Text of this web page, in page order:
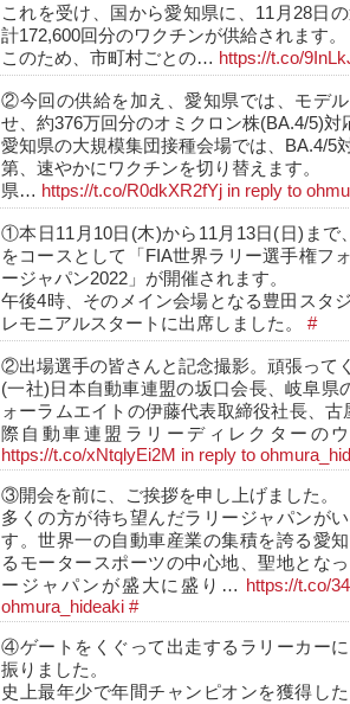
これを受け、国から愛知県に、11月28日
計172,600回分のワクチンが供給されます。
このため、市町村ごとの… https://t.co/
②今回の供給を加え、愛知県では、モデ
せ、約376万回分のオミクロン株(BA.4/5)対
愛知県の大規模集団接種会場では、BA.4/5
第、速やかにワクチンを切り替えます。
県… https://t.co/R0dkXR2fYj in reply to
①本日11月10日(木)から11月13日(日)まで
をコースとして「FIA世界ラリー選手権フ
ージャパン2022」が開催されます。
午後4時、そのメイン会場となる豊田スタ
レモニアルスタートに出席しました。 #
②出場選手の皆さんと記念撮影。頑張って
(一社)日本自動車連盟の坂口会長、岐阜県
ォーラムエイトの伊藤代表取締役社長、
際自動車連盟ラリーディレクターの
https://t.co/xNtqlyEi2M in reply to
③開会を前に、ご挨拶を申し上げました。
多くの方が待ち望んだラリージャパンが
す。世界一の自動車産業の集積を誇る愛
るモータースポーツの中心地、聖地とな
ージャパンが盛大に盛り…
https://t.co/
ohmura_hideaki #
④ゲートをくぐって出走するラリーカー
振りました。
史上最年少で年間チャンピオンを獲得し